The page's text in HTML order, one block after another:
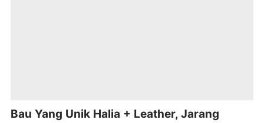
Bau Yang Unik Halia + Leather, Jarang